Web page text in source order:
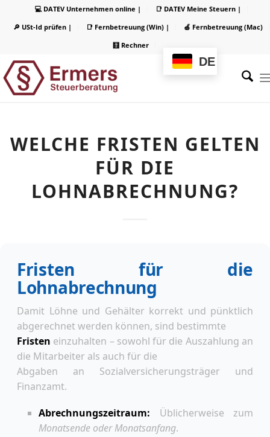
💻 DATEV Unternehmen online |
📑 DATEV Meine Steuern |
🔎 USt-Id prüfen |
📑 Fernbetreuung (Win) |
🍏 Fernbetreuung (Mac)
🧮 Rechner
DE
WELCHE FRISTEN GELTEN
FÜR DIE
LOHNABRECHNUNG?
Fristen für die
Lohnabrechnung
Damit Löhne und Gehälter korrekt und pünktlich
abgerechnet werden können, sind bestimmte
Fristen einzuhalten – sowohl für die Auszahlung an
die Mitarbeiter als auch für die
Abgaben an Sozialversicherungsträger und
Finanzamt.
Abrechnungszeitraum: Üblicherweise zum
Monatsende oder Monatsanfang.